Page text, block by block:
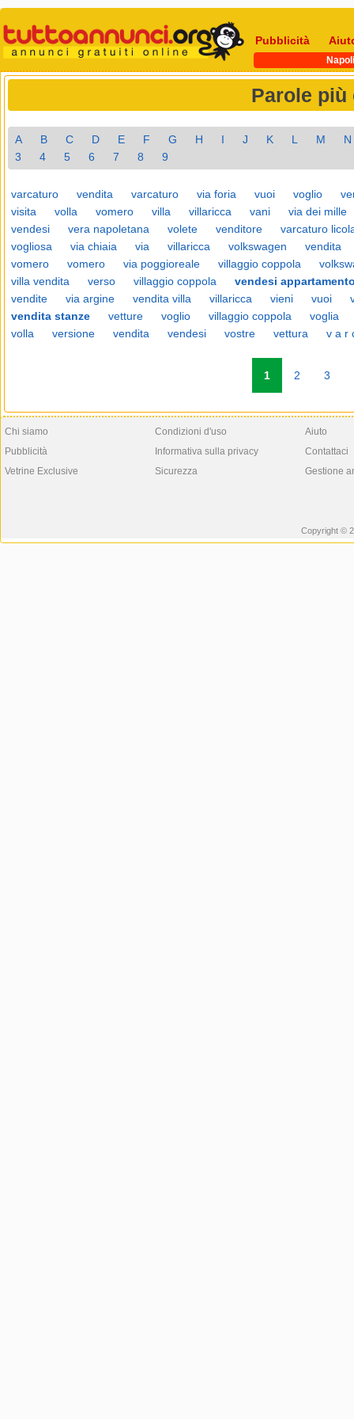
Pubblicità
Napoli
Parole più
A B C D E F G H I J K L M
N
3
4 5 6 7 8 9
varcaturo vendita varcaturo via foria vuoi voglio
visita
volla vomero villa villaricca vani
via dei mille
vendesi
vera napoletana volete venditore
varcaturo
vogliosa
via chiaia via villaricca volkswagen
vendita
vomero
vomero via poggioreale villaggio coppola
villa vendita
verso villaggio coppola
vendesi
vendite
via argine vendita villa villaricca vieni vuoi
vendita stanze
vetture voglio villaggio coppola
voglia
volla
versione vendita vendesi vostre vettura v a r
1 2 3
Chi siamo
Pubblicità
Vetrine Exclusive
Condizioni d'uso
Informativa sulla privacy
Sicurezza
Aiuto
Contattaci
Gestione
Copyright ©